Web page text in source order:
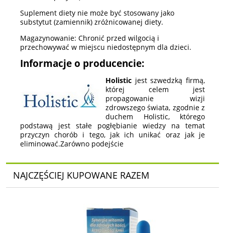
Suplement diety nie może być stosowany jako
substytut (zamiennik) zróżnicowanej diety.
Magazynowanie: Chronić przed wilgocią i
przechowywać w miejscu niedostępnym dla dzieci.
Informacje o producencie:
Holistic jest szwedzką firmą,
której celem jest
propagowanie wizji
zdrowszego świata, zgodnie z
duchem Holistic, którego
podstawą jest stałe pogłębianie wiedzy na temat
przyczyn chorób i tego, jak ich unikać oraz jak je
eliminować.Zarówno podejście
NAJCZĘŚCIEJ KUPOWANE RAZEM